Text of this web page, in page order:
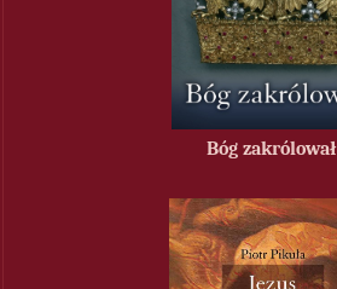
Bóg zakrólował